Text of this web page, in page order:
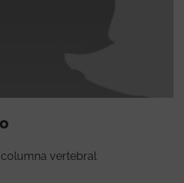
vertebral